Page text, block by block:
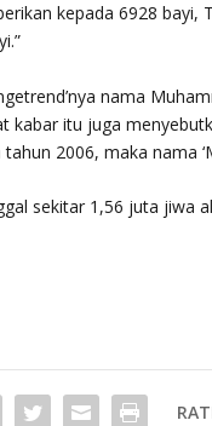
kepada 6928
nama
kabar itu juga
2006, maka nama
sekitar 1,56 juta jiwa